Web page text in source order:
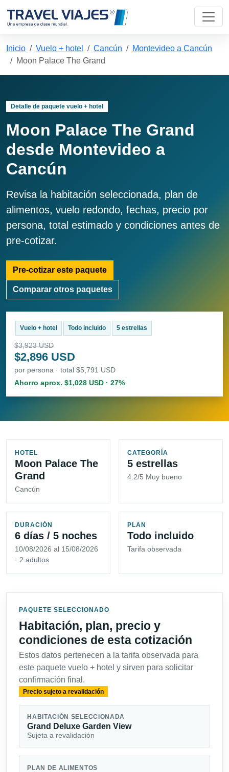
Inicio Vuelo + hotel Cancún
Montevideo a Cancún
Moon Palace The Grand
Detalle de paquete vuelo + hotel
Moon Palace The Grand
desde Montevideo a
Cancún
Revisa la habitación seleccionada, plan de
alimentos, vuelo redondo, fechas, precio por
persona, total estimado y condiciones antes de
pre-cotizar.
Pre-cotizar este paquete
Comparar otros paquetes
Vuelo + hotel Todo incluido 5 estrellas
$3,923 USD
$2,896 USD
por persona · total $5,791 USD
Ahorro aprox. $1,028 USD · 27%
HOTEL
Moon Palace The
Grand
Cancún
CATEGORÍA
5 estrellas
4.2/5 Muy bueno
DURACIÓN
6 días / 5 noches
10/08/2026 al 15/08/2026
· 2 adultos
PLAN
Todo incluido
Tarifa observada
PAQUETE SELECCIONADO
Habitación, plan, precio y
condiciones de esta cotización
Estos datos pertenecen a la tarifa observada para
este paquete vuelo + hotel y sirven para solicitar
confirmación final.
Precio sujeto a revalidación
HABITACIÓN SELECCIONADA
Grand Deluxe Garden View
Sujeta a revalidación
PLAN DE ALIMENTOS